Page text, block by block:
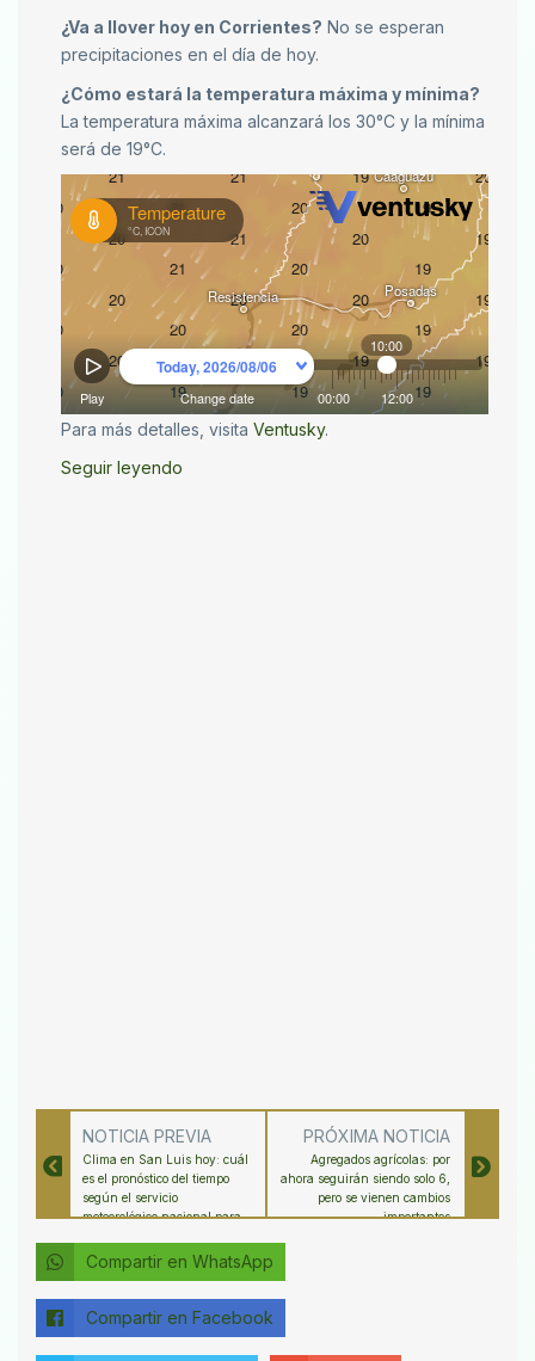
¿Va a llover hoy en Corrientes? No se esperan
precipitaciones en el día de hoy.
¿Cómo estará la temperatura máxima y mínima?
La temperatura máxima alcanzará los 30°C y la mínima
será de 19°C.
Para más detalles, visita Ventusky.
Seguir leyendo
NOTICIA PREVIA
Clima en San Luis hoy: cuál
es el pronóstico del tiempo
según el servicio
meteorológico nacional para
PRÓXIMA NOTICIA
Agregados agrícolas: por
ahora seguirán siendo solo 6,
pero se vienen cambios
importantes
Compartir en WhatsApp
Compartir en Facebook